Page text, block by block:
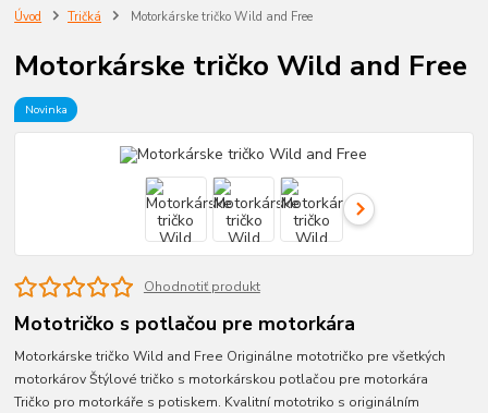
Úvod Tričká Motorkárske tričko Wild and Free
Motorkárske tričko Wild and Free
Novinka
Ohodnotiť produkt
Mototričko s potlačou pre motorkára
Motorkárske tričko Wild and Free Originálne mototričko pre všetkých
motorkárov Štýlové tričko s motorkárskou potlačou pre motorkára
Tričko pro motorkáře s potiskem. Kvalitní mototriko s originálním